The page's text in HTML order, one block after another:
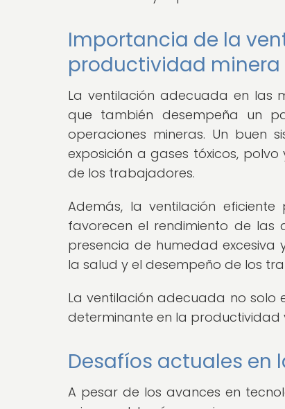
Importancia de la
productividad minera
La ventilación adecuada en las
que también desempeña un
operaciones mineras. Un buen
exposición a gases tóxicos,
de los trabajadores.
Además, la ventilación
favorecen el rendimiento de las
presencia de humedad
la salud y el desempeño de los
La ventilación adecuada no solo
determinante en la productividad
Desafíos actuales en
A pesar de los avances en